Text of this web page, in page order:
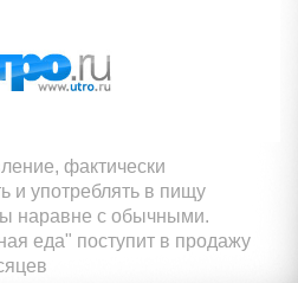
фактически
и употреблять в пищу
наравне с обычными.
еда" поступит в продажу